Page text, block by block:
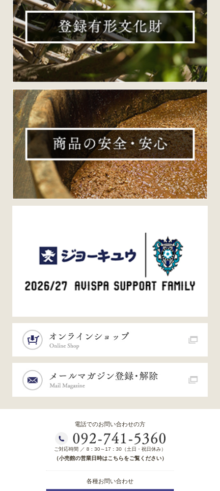
電話でのお問い合わせの方
ご対応時間 ／ 8：30～17：30（土日・祝日休み）
（小売館の営業日時はこちらをご覧ください）
各種お問い合わせ